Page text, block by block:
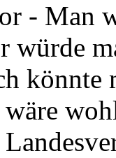
- Man
würde
könnte